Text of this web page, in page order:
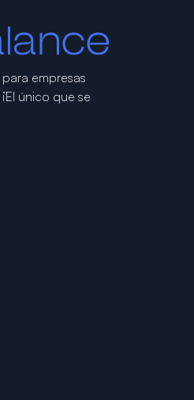
para empresas
¡El único que se